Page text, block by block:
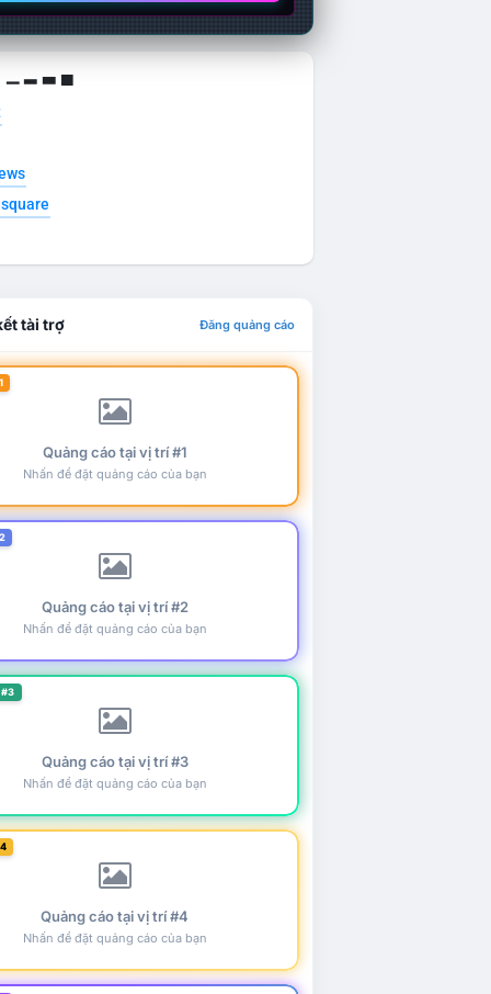
▁ ▂ ▃ ▄
tài trợ Đăng quảng cáo
Quảng cáo tại vị trí #1
Nhấn để đặt quảng cáo của bạn
Quảng cáo tại vị trí #2
Nhấn để đặt quảng cáo của bạn
Quảng cáo tại vị trí #3
Nhấn để đặt quảng cáo của bạn
Quảng cáo tại vị trí #4
Nhấn để đặt quảng cáo của bạn